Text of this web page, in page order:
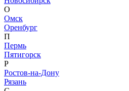
О
Омск
Оренбург
П
Пермь
Пятигорск
Р
Ростов-на-Дону
Рязань